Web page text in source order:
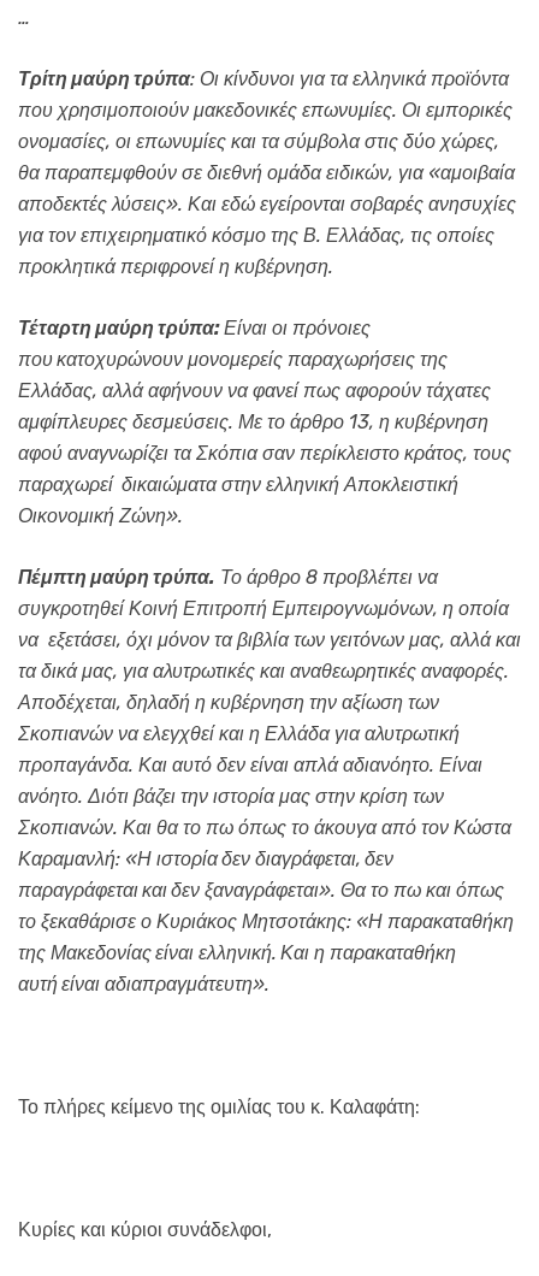
…
Τρίτη μαύρη τρύπα: Οι κίνδυνοι για τα ελληνικά προϊόντα
που χρησιμοποιούν μακεδονικές επωνυμίες. Οι εμπορικές
ονομασίες, οι επωνυμίες και τα σύμβολα στις δύο χώρες,
θα παραπεμφθούν σε διεθνή ομάδα ειδικών, για «αμοιβαία
αποδεκτές λύσεις». Και εδώ εγείρονται σοβαρές ανησυχίες
για τον επιχειρηματικό κόσμο της Β. Ελλάδας, τις οποίες
προκλητικά περιφρονεί η κυβέρνηση.
Τέταρτη μαύρη τρύπα:Είναι οι πρόνοιες
πουκατοχυρώνουν μονομερείς παραχωρήσεις της
Ελλάδας, αλλά αφήνουν να φανεί πως αφορούν τάχατες
αμφίπλευρες δεσμεύσεις. Με το άρθρο 13, η κυβέρνηση
αφού αναγνωρίζει τα Σκόπια σαν περίκλειστο κράτος, τους
παραχωρεί δικαιώματα στην ελληνική Αποκλειστική
Οικονομική Ζώνη».
Πέμπτη μαύρη τρύπα. Το άρθρο 8 προβλέπει να
συγκροτηθεί Κοινή Επιτροπή Εμπειρογνωμόνων, η οποία
να εξετάσει, όχι μόνον τα βιβλία των γειτόνων μας, αλλά και
τα δικά μας, για αλυτρωτικές και αναθεωρητικές αναφορές.
Αποδέχεται, δηλαδή η κυβέρνηση την αξίωση των
Σκοπιανών να ελεγχθεί και η Ελλάδα για αλυτρωτική
προπαγάνδα. Και αυτό δεν είναι απλά αδιανόητο. Είναι
ανόητο. Διότι βάζει την ιστορία μας στην κρίση των
Σκοπιανών. Και θα το πω όπως το άκουγα από τον Κώστα
Καραμανλή: «Η ιστορίαδεν διαγράφεται, δεν
παραγράφεταικαιδεν ξαναγράφεται». Θα το πω και όπως
το ξεκαθάρισε ο Κυριάκος Μητσοτάκης: «Η παρακαταθήκη
της Μακεδονίαςείναι ελληνική. Και η παρακαταθήκη
αυτήείναι αδιαπραγμάτευτη».
Το πλήρες κείμενο της ομιλίας του κ. Καλαφάτη:
Κυρίες και κύριοι συνάδελφοι,